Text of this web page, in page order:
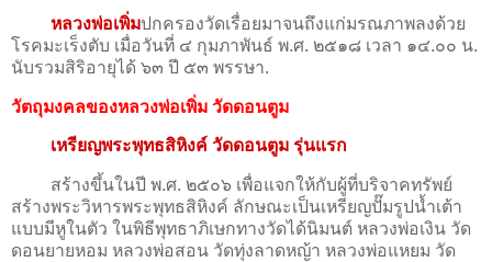
หลวงพ่อเพิ่มปกครองวัดเรื่อยมาจนถึงแก่มรณภาพลงด้วย
โรคมะเร็งตับ เมื่อวันที่ ๔ กุมภาพันธ์ พ.ศ. ๒๕๑๘ เวลา ๑๔.๐๐ น.
นับรวมสิริอายุได้ ๖๓ ปี ๕๓ พรรษา.
วัตถุมงคลของหลวงพ่อเพิ่ม วัดดอนตูม
เหรียญพระพุทธสิหิงค์ วัดดอนตูม รุ่นแรก
สร้างขึ้นในปี พ.ศ. ๒๕๐๖ เพื่อแจกให้กับผู้ที่บริจาคทรัพย์
สร้างพระวิหารพระพุทธสิหิงค์ ลักษณะเป็นเหรียญปั๊มรูปน้ำเต้า
แบบมีหูในตัว ในพิธีพุทธาภิเษกทางวัดได้นิมนต์ หลวงพ่อเงิน วัด
ดอนยายหอม หลวงพ่อสอน วัดทุ่งลาดหญ้า หลวงพ่อแหยม วัด